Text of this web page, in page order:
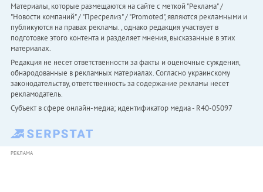
Материалы, которые размещаются на сайте с меткой "Реклама" /
"Новости компаний" / "Пресрелиз" / "Promoted", являются рекламными и
публикуются на правах рекламы. , однако редакция участвует в
подготовке этого контента и разделяет мнения, высказанные в этих
материалах.
Редакция не несет ответственности за факты и оценочные суждения,
обнародованные в рекламных материалах. Согласно украинскому
законодательству, ответственность за содержание рекламы несет
рекламодатель.
Субъект в сфере онлайн-медиа; идентификатор медиа - R40-05097
РЕКЛАМА